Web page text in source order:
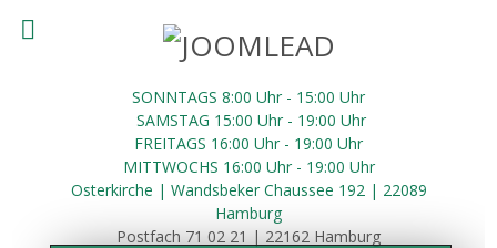
SONNTAGS 8:00 Uhr - 15:00 Uhr
SAMSTAG 15:00 Uhr - 19:00 Uhr
FREITAGS 16:00 Uhr - 19:00 Uhr
MITTWOCHS 16:00 Uhr- 19:00 Uhr
Osterkirche | Wandsbeker Chaussee 192 | 22089
Hamburg
Postfach 71 02 21 | 22162 Hamburg